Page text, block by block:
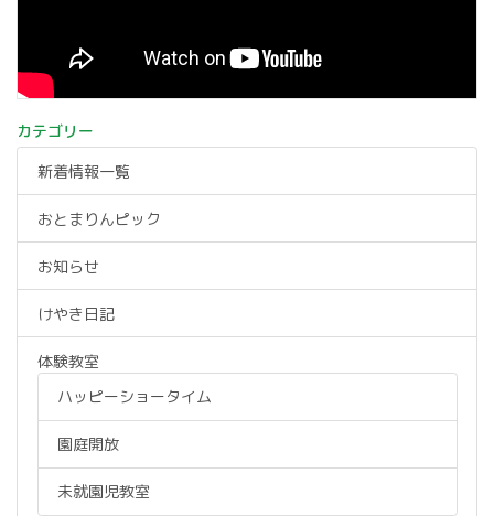
カテゴリー
新着情報一覧
おとまりんピック
お知らせ
けやき日記
体験教室
ハッピーショータイム
園庭開放
未就園児教室